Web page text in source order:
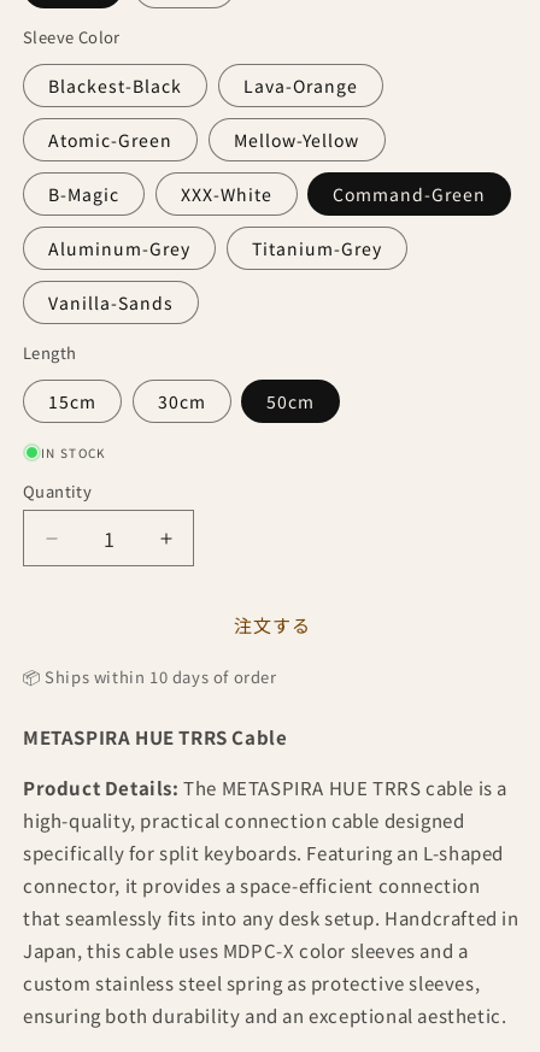
Sleeve Color
Blackest-Black Lava-Orange
Atomic-Green Mellow-Yellow
B-Magic XXX-White Command-Green
Aluminum-Grey Titanium-Grey
Vanilla-Sands
Length
15cm 30cm 50cm
IN STOCK
Quantity
Quantity
Decrease
quantity
TRRS
Angle
type
Increase
quantity
METASPIRA
TRRS
Angle
type
注文する
📦 Ships within 10 days of order
METASPIRA HUE TRRS Cable
Product Details: The METASPIRA HUE TRRS cable is a
high-quality, practical connection cable designed
specifically for split keyboards. Featuring an L-shaped
connector, it provides a space-efficient connection
that seamlessly fits into any desk setup. Handcrafted in
Japan, this cable uses MDPC-X color sleeves and a
custom stainless steel spring as protective sleeves,
ensuring both durability and an exceptional aesthetic.